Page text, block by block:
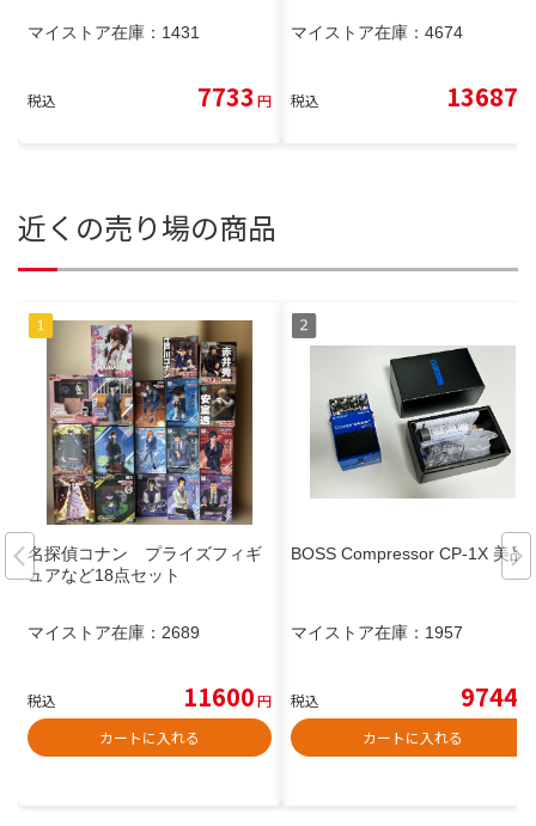
マイストア在庫： 1431
税込 7733 円
マイストア在庫： 4674
税込 13687
近くの売り場の商品
名探偵コナン プライズフィギ
ュアなど18点セット
マイストア在庫： 2689
税込 11600円
カートに入れる
BOSS Compressor CP-1X 美品
マイストア在庫： 1957
税込 9744
カートに入れる